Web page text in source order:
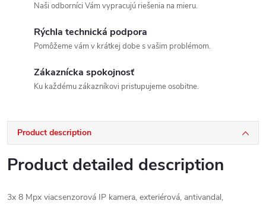
Naši odborníci Vám vypracujú riešenia na mieru.
Rýchla technická podpora
Pomôžeme vám v krátkej dobe s vašim problémom.
Zákaznícka spokojnosť
Ku každému zákazníkovi pristupujeme osobitne.
Product description
Product detailed description
3x 8 Mpx viacsenzorová IP kamera, exteriérová, antivandal,